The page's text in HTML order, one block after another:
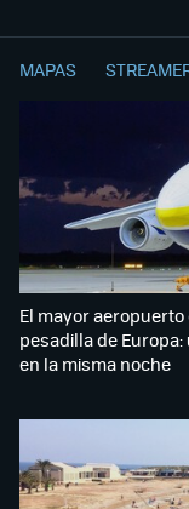
MAPAS
El mayor
pesadilla de
en la misma noche